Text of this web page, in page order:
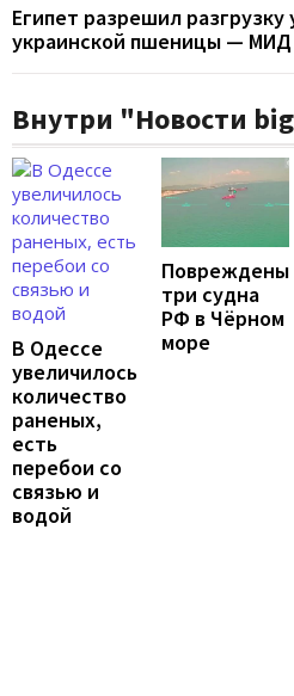
Египет разрешил
украинской пшеницы — МИД
Внутри "Новости
В Одессе
увеличилось
количество
раненых,
есть
перебои со
связью и
водой
Повреждены
три судна
РФ в Чёрном
море